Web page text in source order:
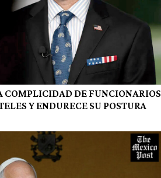
COMPLICIDAD DE FUNCIONARIOS
Y ENDURECE SU POSTURA